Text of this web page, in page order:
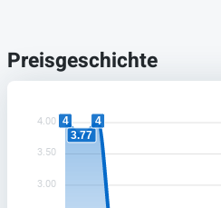
Preisgeschichte
4.00
3.50
3.00
4
3.77
4